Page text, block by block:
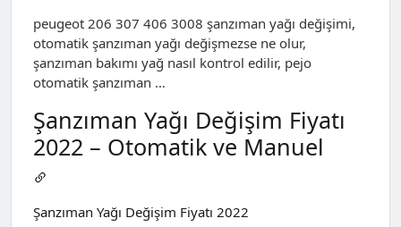
peugeot 206 307 406 3008 şanzıman yağı değişimi,
otomatik şanzıman yağı değişmezse ne olur,
şanzıman bakımı yağ nasıl kontrol edilir, pejo
otomatik şanzıman …
Şanzıman Yağı Değişim Fiyatı
2022 – Otomatik ve Manuel
Şanzıman Yağı Değişim Fiyatı 2022